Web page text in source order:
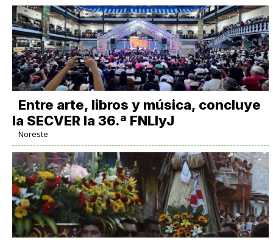
Entre arte, libros y música, concluye
la SECVER la 36.ª FNLIyJ
Noreste